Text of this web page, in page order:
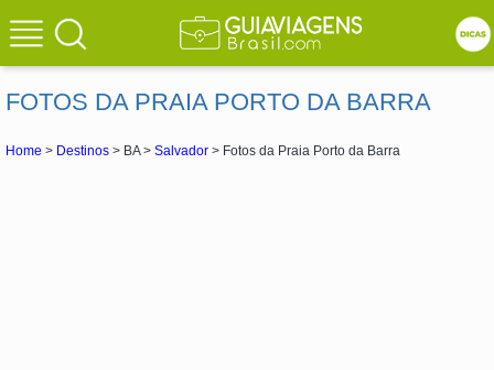
FOTOS DA PRAIA PORTO DA BARRA
Home > Destinos > BA > Salvador > Fotos da Praia Porto da Barra